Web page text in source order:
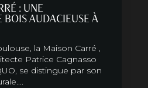
: UNE
BOIS AUDACIEUSE À
la Maison Carré ,
Patrice Cagnasso
se distingue par son